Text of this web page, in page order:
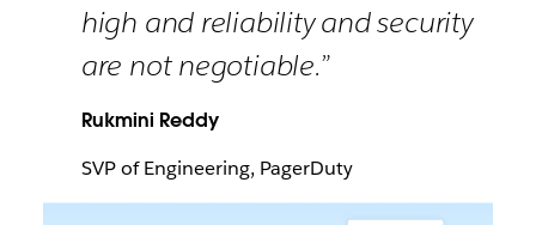
high and reliability and security
are not negotiable.”
Rukmini Reddy
SVP of Engineering, PagerDuty